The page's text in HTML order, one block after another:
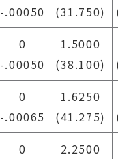
-.00050
(31.750)
0
-.00050
1.5000
(38.100)
0
-.00065
1.6250
(41.275)
0
2.2500